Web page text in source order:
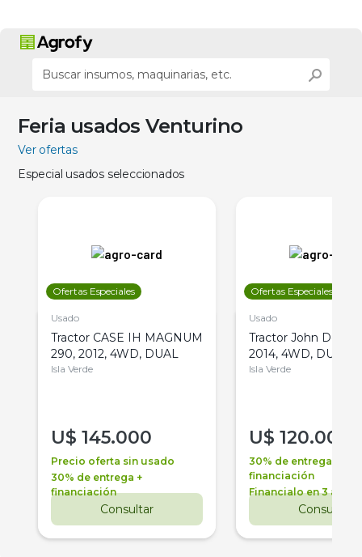
Feria usados Venturino
Ver ofertas
Especial usados seleccionados
Ofertas Especiales
Usado
Tractor CASE IH MAGNUM
290, 2012, 4WD, DUAL
Isla Verde
U$ 145.000
Precio oferta sin usado
30% de entrega +
financiación
Consultar
Ofertas Especiales
Usado
Tractor John Deere
2014, 4WD, DUAL
Isla Verde
U$ 120.000
30% de entrega +
financiación
Financialo en 3 años
Consultar